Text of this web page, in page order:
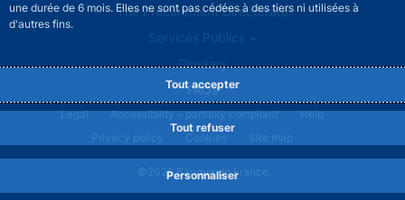
une durée de 6 mois. Elles ne sont pas cédées à des tiers ni utilisées à
d'autres fins.
Tout accepter
Tout refuser
Personnaliser
The Procurement Directorate
Services Publics +
Glossary
FAQs
©2026 Banque de France
Footer legal notice menu
Legal Accessibility - partially compliant
Help
Privacy policy
Cookies Site map